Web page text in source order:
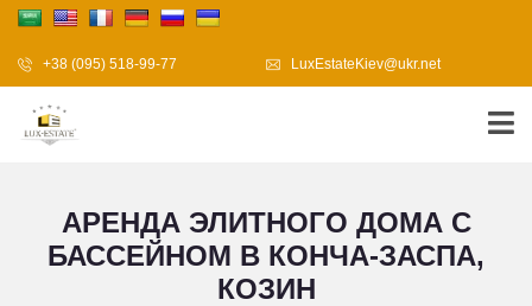
+38 (095) 518-99-77 LuxEstateKiev@ukr.net
АРЕНДА ЭЛИТНОГО ДОМА С
БАССЕЙНОМ В КОНЧА-ЗАСПА,
КОЗИН